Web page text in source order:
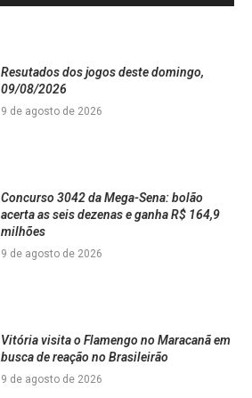
Resutados dos jogos deste domingo,
09/08/2026
9 de agosto de 2026
Concurso 3042 da Mega-Sena: bolão
acerta as seis dezenas e ganha R$ 164,9
milhões
9 de agosto de 2026
Vitória visita o Flamengo no Maracanã em
busca de reação no Brasileirão
9 de agosto de 2026